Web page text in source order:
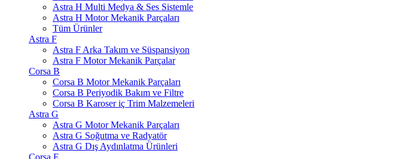
Astra H Multi Medya & Ses Sistemle
Astra H Motor Mekanik Parçaları
Tüm Ürünler
Astra F
Astra F Arka Takım ve Süspansiyon
Astra F Motor Mekanik Parçalar
Corsa B
Corsa B Motor Mekanik Parçaları
Corsa B Periyodik Bakım ve Filtre
Corsa B Karoser iç Trim Malzemeleri
Astra G
Astra G Motor Mekanik Parçaları
Astra G Soğutma ve Radyatör
Astra G Dış Aydınlatma Ürünleri
Corsa E